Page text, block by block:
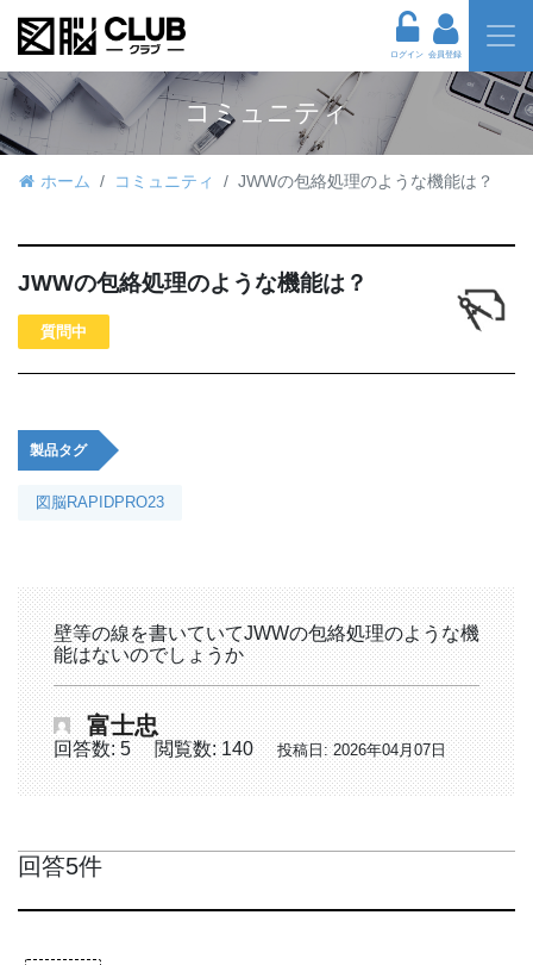
ログイン 会員登録
コミュニティ
ホーム コミュニティ JWWの包絡処理のような機能は？
JWWの包絡処理のような機能は？
質問中
製品タグ
図脳RAPIDPRO23
壁等の線を書いていてJWWの包絡処理のような機
能はないのでしょうか
富士忠
回答数: 5 閲覧数: 140 投稿日: 2026年04月07日
回答5件